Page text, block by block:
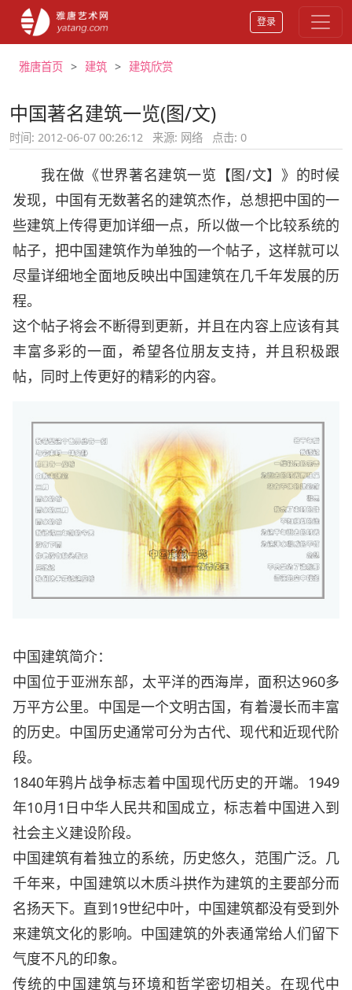
登录
雅唐首页 建筑 建筑欣赏
中国著名建筑一览(图/文)
时间: 2012-06-07 00:26:12 来源: 网络 点击: 0
我在做《世界著名建筑一览【图/文】》的时候
发现，中国有无数著名的建筑杰作，总想把中国的一
些建筑上传得更加详细一点，所以做一个比较系统的
帖子，把中国建筑作为单独的一个帖子，这样就可以
尽量详细地全面地反映出中国建筑在几千年发展的历
程。
这个帖子将会不断得到更新，并且在内容上应该有其
丰富多彩的一面，希望各位朋友支持，并且积极跟
帖，同时上传更好的精彩的内容。
中国建筑简介：
中国位于亚洲东部，太平洋的西海岸，面积达960多
万平方公里。中国是一个文明古国，有着漫长而丰富
的历史。中国历史通常可分为古代、现代和近现代阶
段。
1840年鸦片战争标志着中国现代历史的开端。1949
年10月1日中华人民共和国成立，标志着中国进入到
社会主义建设阶段。
中国建筑有着独立的系统，历史悠久，范围广泛。几
千年来，中国建筑以木质斗拱作为建筑的主要部分而
名扬天下。直到19世纪中叶，中国建筑都没有受到外
来建筑文化的影响。中国建筑的外表通常给人们留下
气度不凡的印象。
传统的中国建筑与环境和哲学密切相关。在现代中